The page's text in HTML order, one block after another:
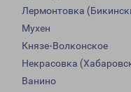
Лермонтовка
Мухен
Князе-Волконское
Некрасовка
Ванино